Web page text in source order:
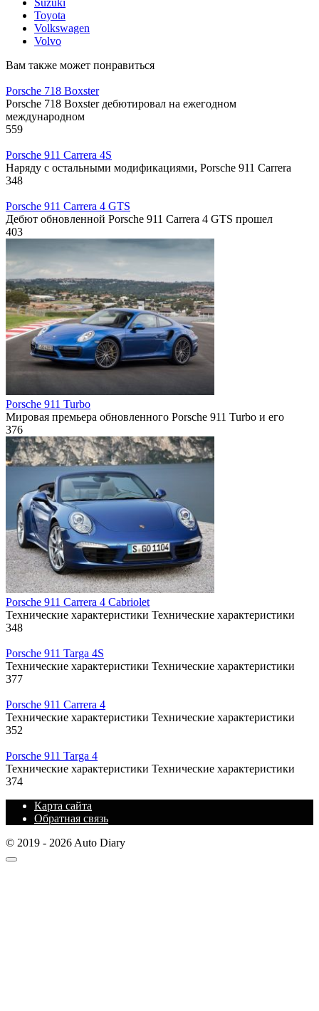
Toyota
Volkswagen
Volvo
Вам также может понравиться
Porsche 718 Boxster
Porsche 718 Boxster дебютировал на ежегодном
международном
559
Porsche 911 Carrera 4S
Наряду с остальными модификациями, Porsche 911 Carrera
348
Porsche 911 Carrera 4 GTS
Дебют обновленной Porsche 911 Carrera 4 GTS прошел
403
Porsche 911 Turbo
Мировая премьера обновленного Porsche 911 Turbo и его
376
Porsche 911 Carrera 4 Cabriolet
Технические характеристики Технические характеристики
348
Porsche 911 Targa 4S
Технические характеристики Технические характеристики
377
Porsche 911 Carrera 4
Технические характеристики Технические характеристики
352
Porsche 911 Targa 4
Технические характеристики Технические характеристики
374
Карта сайта
Обратная связь
© 2019 - 2026 Auto Diary